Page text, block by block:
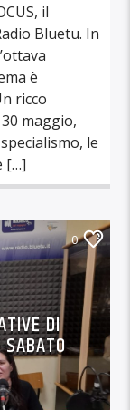
il
Bluetu. In
è
ricco
maggio,
le
[…]
0
DI